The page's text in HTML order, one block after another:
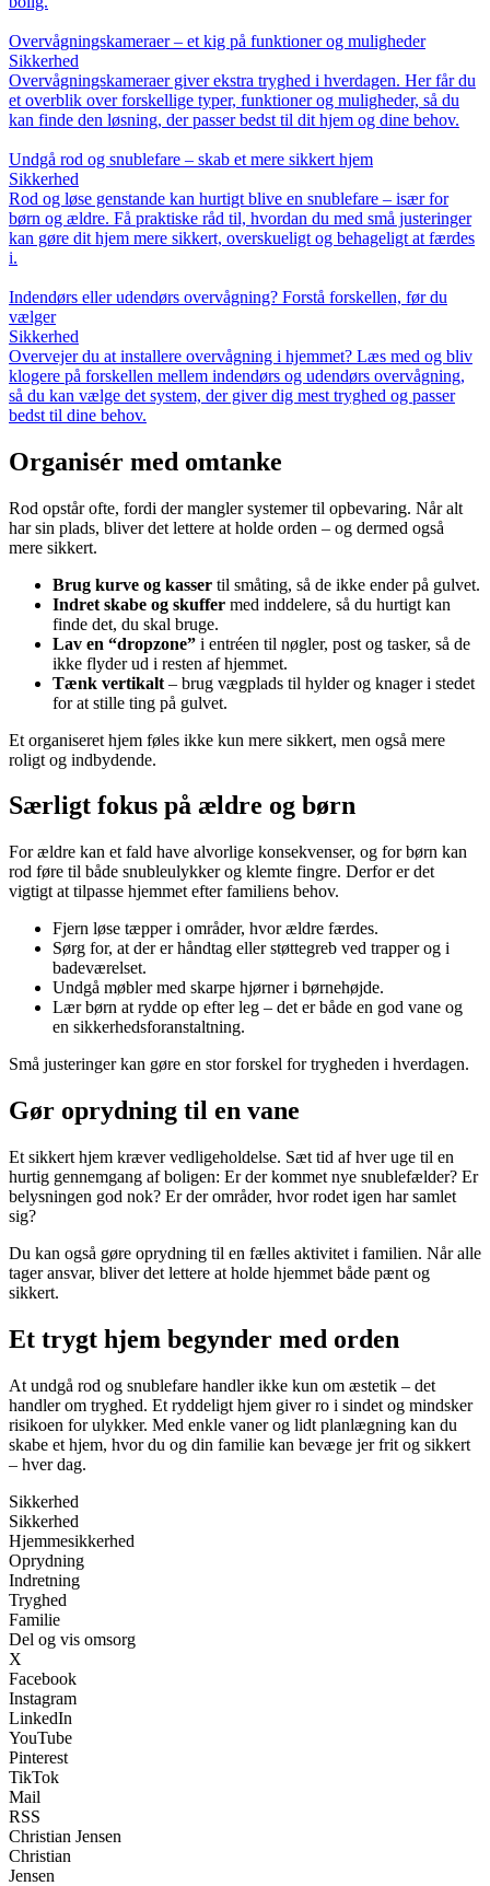
Overvågningskameraer – et kig på funktioner og muligheder
Sikkerhed
Overvågningskameraer giver ekstra tryghed i hverdagen. Her får du
et overblik over forskellige typer, funktioner og muligheder, så du
kan finde den løsning, der passer bedst til dit hjem og dine behov.
Undgå rod og snublefare – skab et mere sikkert hjem
Sikkerhed
Rod og løse genstande kan hurtigt blive en snublefare – især for
børn og ældre. Få praktiske råd til, hvordan du med små justeringer
kan gøre dit hjem mere sikkert, overskueligt og behageligt at færdes
i.
Indendørs eller udendørs overvågning? Forstå forskellen, før du
vælger
Sikkerhed
Overvejer du at installere overvågning i hjemmet? Læs med og bliv
klogere på forskellen mellem indendørs og udendørs overvågning,
så du kan vælge det system, der giver dig mest tryghed og passer
bedst til dine behov.
Organisér med omtanke
Rod opstår ofte, fordi der mangler systemer til opbevaring. Når alt
har sin plads, bliver det lettere at holde orden – og dermed også
mere sikkert.
Brug kurve og kasser til småting, så de ikke ender på gulvet.
Indret skabe og skuffer med inddelere, så du hurtigt kan
finde det, du skal bruge.
Lav en “dropzone” i entréen til nøgler, post og tasker, så de
ikke flyder ud i resten af hjemmet.
Tænk vertikalt – brug vægplads til hylder og knager i stedet
for at stille ting på gulvet.
Et organiseret hjem føles ikke kun mere sikkert, men også mere
roligt og indbydende.
Særligt fokus på ældre og børn
For ældre kan et fald have alvorlige konsekvenser, og for børn kan
rod føre til både snubleulykker og klemte fingre. Derfor er det
vigtigt at tilpasse hjemmet efter familiens behov.
Fjern løse tæpper i områder, hvor ældre færdes.
Sørg for, at der er håndtag eller støttegreb ved trapper og i
badeværelset.
Undgå møbler med skarpe hjørner i børnehøjde.
Lær børn at rydde op efter leg – det er både en god vane og
en sikkerhedsforanstaltning.
Små justeringer kan gøre en stor forskel for trygheden i hverdagen.
Gør oprydning til en vane
Et sikkert hjem kræver vedligeholdelse. Sæt tid af hver uge til en
hurtig gennemgang af boligen: Er der kommet nye snublefælder? Er
belysningen god nok? Er der områder, hvor rodet igen har samlet
sig?
Du kan også gøre oprydning til en fælles aktivitet i familien. Når alle
tager ansvar, bliver det lettere at holde hjemmet både pænt og
sikkert.
Et trygt hjem begynder med orden
At undgå rod og snublefare handler ikke kun om æstetik – det
handler om tryghed. Et ryddeligt hjem giver ro i sindet og mindsker
risikoen for ulykker. Med enkle vaner og lidt planlægning kan du
skabe et hjem, hvor du og din familie kan bevæge jer frit og sikkert
– hver dag.
Sikkerhed
Sikkerhed
Hjemmesikkerhed
Oprydning
Indretning
Tryghed
Familie
Del og vis omsorg
X
Facebook
Instagram
LinkedIn
YouTube
Pinterest
TikTok
Mail
RSS
Christian Jensen
Christian
Jensen